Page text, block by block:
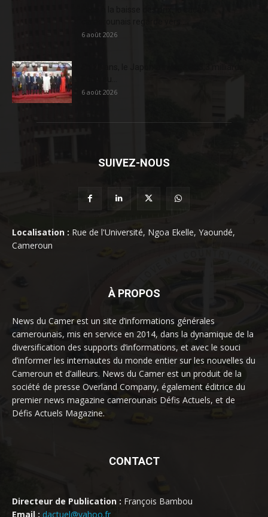
6 août 2026
6 août 2026
SUIVEZ-NOUS
Localisation : Rue de l'Université, Ngoa Ekelle, Yaoundé,
Cameroun
À PROPOS
News du Camer est un site d’informations générales
camerounais, mis en service en 2014, dans la dynamique de la
diversification des supports d’informations, et avec le souci
d’informer les internautes du monde entier sur les nouvelles du
Cameroun et d’ailleurs. News du Camer est un produit de la
société de presse Overland Company, également éditrice du
premier news magazine camerounais Défis Actuels, et de
Défis Actuels Magazine.
CONTACT
Directeur de Publication : François Bambou
Email : dactuel@yahoo.fr